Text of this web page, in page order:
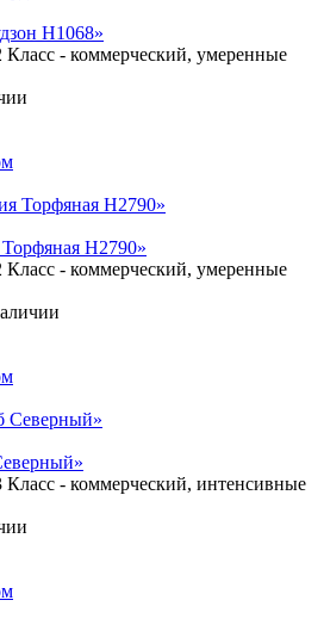
H1068»
Класс - коммерческий, умеренные
H2790»
Класс - коммерческий, умеренные
Класс - коммерческий, интенсивные